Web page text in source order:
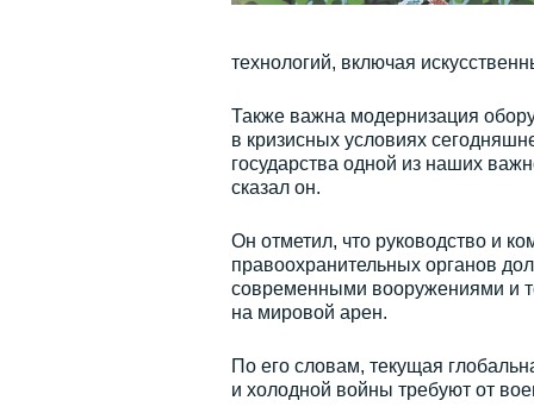
технологий, включая
Также важна модернизация
в кризисных условиях
государства одной из наших
сказал он.
Он отметил, что руководство и
правоохранительных органов
современными вооружениями и
на мировой арен.
По его словам, текущая
и холодной войны требуют от